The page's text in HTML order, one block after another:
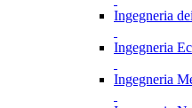
Ingegneria
Ingegneria
Ingegneria